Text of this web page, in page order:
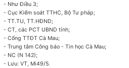
- Như Điều 3;
- Cục Kiểm soát TTHC, Bộ Tư pháp;
- TT.TU, TT.HĐND;
- CT, các PCT UBNDtỉnh;
- Cổng TTĐT Cà Mau;
- Trung tâm Công báo - Tin học Cà Mau;
- NC (N 142);
- Lưu: VT, Mi49/5.